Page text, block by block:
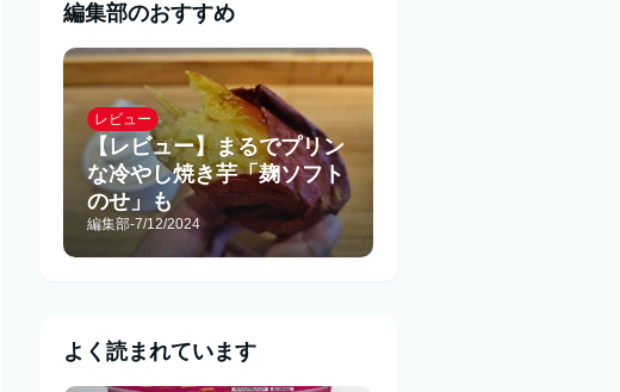
編集部のおすすめ
レビュー
【レビュー】まるでプリン
な冷やし焼き芋「麹ソフト
のせ」も
編集部-7/12/2024
よく読まれています